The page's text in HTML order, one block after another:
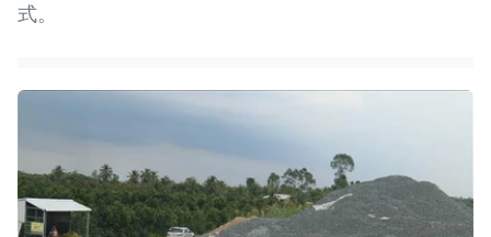
式。